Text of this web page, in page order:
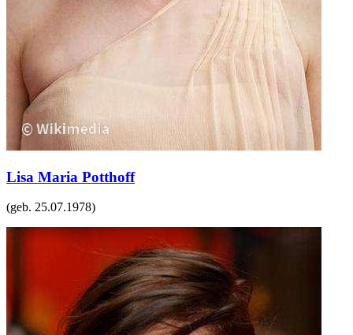
Lisa Maria Potthoff
(geb. 25.07.1978)